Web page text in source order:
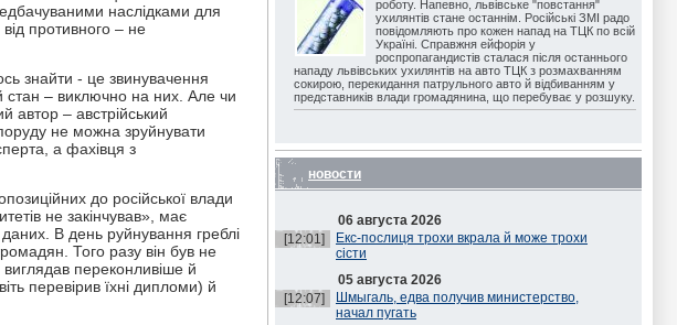
наслідками для
противного – не
знайти - це звинувачення
стан – виключно на них. Але чи
автор – австрійський
не можна зруйнувати
а фахівця з
до російської влади
не закінчував», має
даних. В день руйнування греблі
Того разу він був не
переконливіше й
перевірив їхні дипломи) й
роботу. Напевно, львівське "повстання"
ухилянтів стане останнім. Російські ЗМІ радо
повідомляють про кожен напад на ТЦК по всій
Україні. Справжня ейфорія у
роспропагандистів сталася після останнього
нападу львівських ухилянтів на авто ТЦК з розмахванням
сокирою, перекидання патрульного авто й відбиванням у
представників влади громадянина, що перебуває у розшуку.
новости
06 августа 2026
[12:01]
Екс-послиця трохи вкрала й може трохи
сісти
05 августа 2026
[12:07]
Шмыгаль, едва получив министерство,
начал пугать